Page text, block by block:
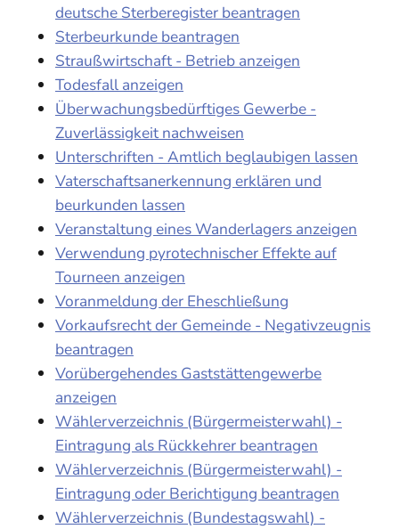
deutsche Sterberegister beantragen
Sterbeurkunde beantragen
Straußwirtschaft - Betrieb anzeigen
Todesfall anzeigen
Überwachungsbedürftiges Gewerbe -
Zuverlässigkeit nachweisen
Unterschriften - Amtlich beglaubigen lassen
Vaterschaftsanerkennung erklären und
beurkunden lassen
Veranstaltung eines Wanderlagers anzeigen
Verwendung pyrotechnischer Effekte auf
Tourneen anzeigen
Voranmeldung der Eheschließung
Vorkaufsrecht der Gemeinde - Negativzeugnis
beantragen
Vorübergehendes Gaststättengewerbe
anzeigen
Wählerverzeichnis (Bürgermeisterwahl) -
Eintragung als Rückkehrer beantragen
Wählerverzeichnis (Bürgermeisterwahl) -
Eintragung oder Berichtigung beantragen
Wählerverzeichnis (Bundestagswahl) -